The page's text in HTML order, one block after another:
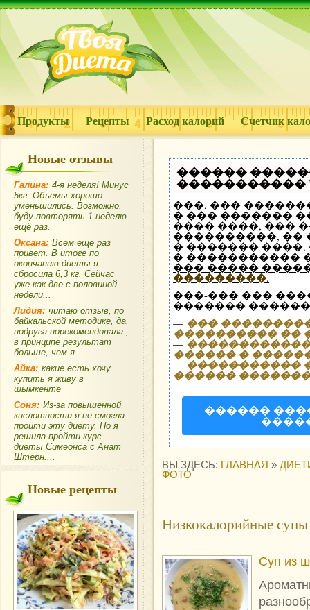
Продукты Рецепты Расход калорий Счетчик
Новые отзывы
Галина: 4-я неделя! Минус
5кг. Объемы хорошо
уменьшились. Возможно,
буду повторять 1 неделю
ещё раз.
Оксана: Всем еще раз
привет. В итоге по
окончанию диеты я
сбросила 6,3 кг. Сейчас
уже как две с половиной
недели...
Лидия: читаю отзыв, по
байкальской методике, да,
подруга порекомендовала ,
в принципе результат
больше, чем я...
Айка: какие есть хочу
купить я живу в
шымкенте
Соня: Из-за повышенной
кислотности я не смогла
пройти эту диету. Но я
решила пройти курс
диеты Симеонса с Анат
Штерн....
Новые рецепты
������
�����������
���, ���
� ��� �������
���� ����, ���
����������, ��
� �������
� �����������
��� �����
���������.
���-��� ���
�������
— ���
���������� ��
—
������ �
— �����������
������
������
ВЫ ЗДЕСЬ: ГЛАВНАЯ »
ФОТО
Низкокалорийные
Суп из